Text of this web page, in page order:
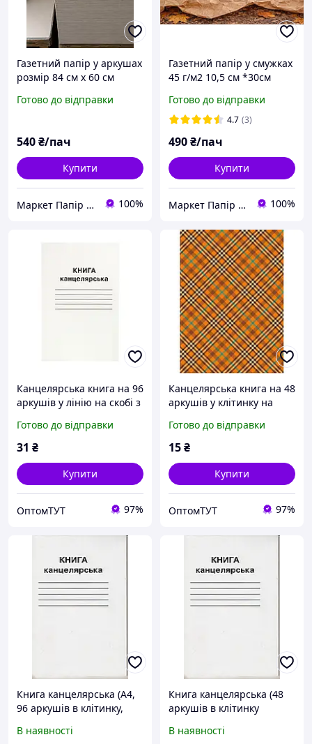
Газетний папір у аркушах
розмір 84 см х 60 см
г/м2 Швеція
Готово до відправки
540₴/пач
Купити
Маркет Папір та Іграшки 100%
Газетний папір у смужках
45 г/м2 10,5 см *30см
Готово до відправки
4.7 (3)
490₴/пач
Купити
Маркет Папір та Іграшки 100%
Канцелярська книга на 96
аркушів у лінію на скобі з
та газетним папером, ТМ
Brisk
Готово до відправки
31 ₴
Купити
ОптомТУТ 97%
Канцелярська книга на 48
аркушів у клітинку на
обкладинкою на
газетному папері, ТМ
Готово до відправки
15₴
Купити
ОптомТУТ 97%
Книга канцелярська (А4,
96 аркушів в клітинку,
В наявності
Книга канцелярська (48
аркушів в клітинку
В наявності